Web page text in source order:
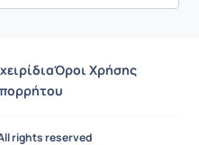
Όροι Χρήσης
rights reserved